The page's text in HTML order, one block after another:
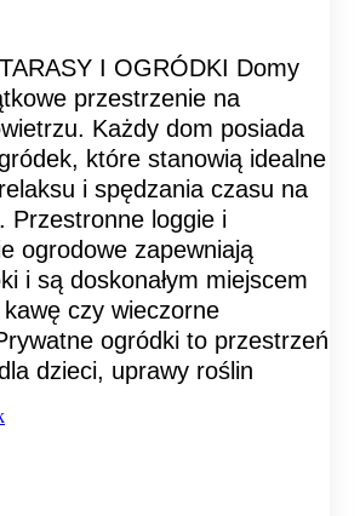
I OGRÓDKI Domy
przestrzenie na
Każdy dom posiada
które stanowią idealne
i spędzania czasu na
Przestronne loggie i
ogrodowe zapewniają
i są doskonałym miejscem
czy wieczorne
ogródki to przestrzeń
dzieci, uprawy roślin